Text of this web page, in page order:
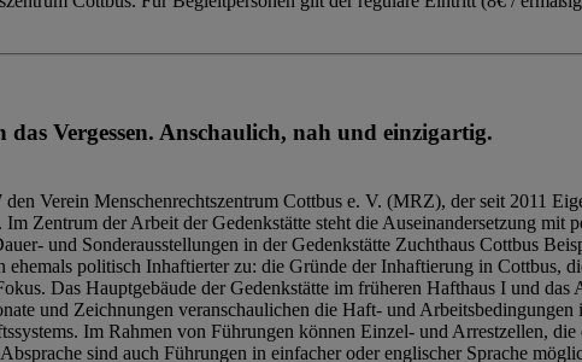
Vergessen. Anschaulich, nah und einzigartig.
Verein Menschenrechtszentrum Cottbus e. V. (MRZ), der seit 2011
Zentrum der Arbeit der Gedenkstätte steht die Auseinandersetzung mit
und Sonderausstellungen in der Gedenkstätte Zuchthaus Cottbus
politisch Inhaftierter zu: die Gründe der Inhaftierung in Cottbus,
Das Hauptgebäude der Gedenkstätte im früheren Hafthaus I und
und Zeichnungen veranschaulichen die Haft- und
Im Rahmen von Führungen können Einzel- und Arrestzellen,
sind auch Führungen in einfacher oder englischer Sprache